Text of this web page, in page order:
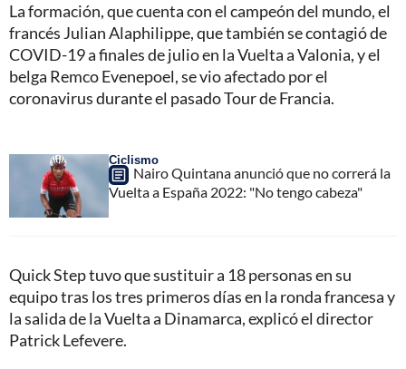
La formación, que cuenta con el campeón del mundo, el
francés Julian Alaphilippe, que también se contagió de
COVID-19 a finales de julio en la Vuelta a Valonia, y el
belga Remco Evenepoel, se vio afectado por el
coronavirus durante el pasado Tour de Francia.
Ciclismo
Nairo Quintana anunció que no correrá la
Vuelta a España 2022: "No tengo cabeza"
Quick Step tuvo que sustituir a 18 personas en su
equipo tras los tres primeros días en la ronda francesa y
la salida de la Vuelta a Dinamarca, explicó el director
Patrick Lefevere.